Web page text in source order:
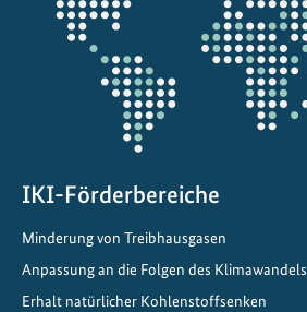
o
l
i
t
b
Projektkarte
IKI-Förderbereiche
Minderung von Treibhausgasen
Anpassung an die Folgen des Klimawandels
Erhalt natürlicher Kohlenstoffsenken